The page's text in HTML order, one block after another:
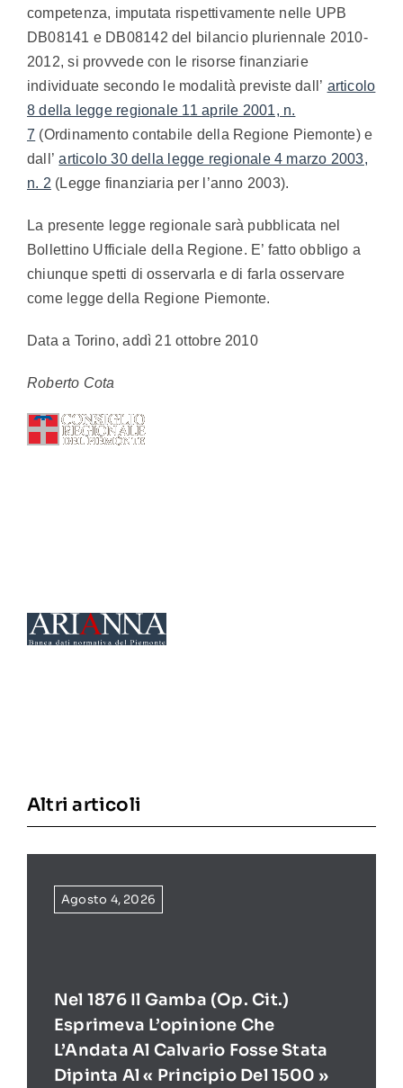
competenza, imputata rispettivamente nelle UPB
DB08141 e DB08142 del bilancio pluriennale 2010-
2012, si provvede con le risorse finanziarie
individuate secondo le modalità previste dall’ articolo
8 della legge regionale 11 aprile 2001, n.
7 (Ordinamento contabile della Regione Piemonte) e
dall’articolo 30 della legge regionale 4 marzo 2003,
n. 2 (Legge finanziaria per l’anno 2003).
La presente legge regionale sarà pubblicata nel
Bollettino Ufficiale della Regione. E’ fatto obbligo a
chiunque spetti di osservarla e di farla osservare
come legge della Regione Piemonte.
Data a Torino, addì 21 ottobre 2010
Roberto Cota
Altri articoli
Agosto 4, 2026
Nel 1876 Il Gamba (op. Cit.)
Esprimeva L’opinione Che
L’Andata Al Calvario Fosse Stata
Dipinta Al « Principio Del 1500 »